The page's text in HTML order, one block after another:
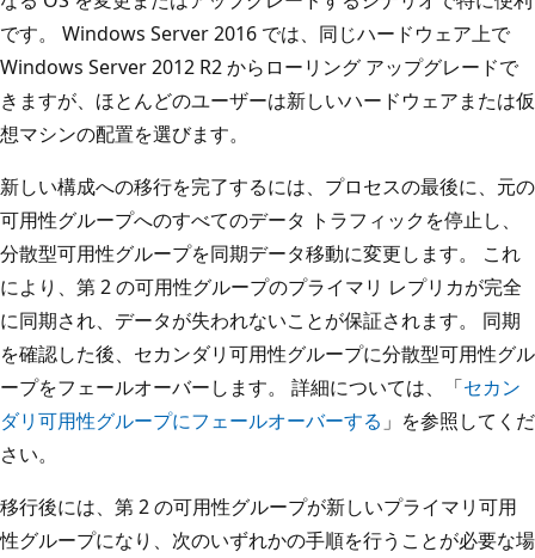
です。 Windows Server 2016 では、同じハードウェア上で
Windows Server 2012 R2 からローリング アップグレードで
きますが、ほとんどのユーザーは新しいハードウェアまたは仮
想マシンの配置を選びます。
新しい構成への移行を完了するには、プロセスの最後に、元の
可用性グループへのすべてのデータ トラフィックを停止し、
分散型可用性グループを同期データ移動に変更します。 これ
により、第 2 の可用性グループのプライマリ レプリカが完全
に同期され、データが失われないことが保証されます。 同期
を確認した後、セカンダリ可用性グループに分散型可用性グル
ープをフェールオーバーします。 詳細については、「セカン
ダリ可用性グループにフェールオーバーする 」を参照してくだ
さい。
移行後には、第 2 の可用性グループが新しいプライマリ可用
性グループになり、次のいずれかの手順を行うことが必要な場